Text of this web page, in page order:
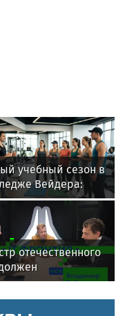
учебный сезон в
Вейдера:
очные
подготовки
тренеров и
здоровья
отечественного
защиту